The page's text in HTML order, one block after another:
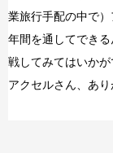
業旅行手配の中で
年間を通してでき
戦してみてはいかが
アクセルさん、あ